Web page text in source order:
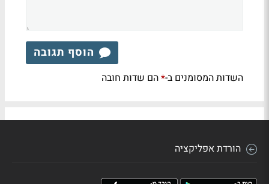
הוסף תגובה
השדות המסומנים ב-*הם שדות חובה
הורדת אפליקציה